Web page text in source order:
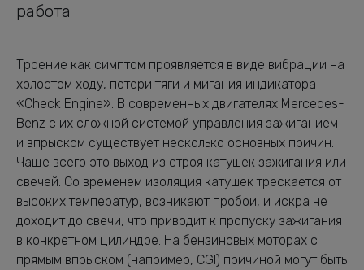
работа
Троение как симптом проявляется в виде вибрации на
холостом ходу, потери тяги и мигания индикатора
«Check Engine». В современных двигателях Mercedes-
Benz с их сложной системой управления зажиганием
и впрыском существует несколько основных причин.
Чаще всего это выход из строя катушек зажигания или
свечей. Со временем изоляция катушек трескается от
высоких температур, возникают пробои, и искра не
доходит до свечи, что приводит к пропуску зажигания
в конкретном цилиндре. На бензиновых моторах с
прямым впрыском (например, CGI) причиной могут быть